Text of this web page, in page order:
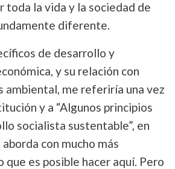
toda la vida y la sociedad de
diferente.
de desarrollo y
y su relación con
ambiental, me referiría una vez
y a “Algunos principios
socialista sustentable”, en
con mucho más
que es posible hacer aquí. Pero